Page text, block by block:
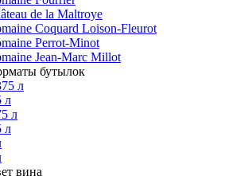
de la Maltroye
Coquard Loison-Fleurot
Perrot-Minot
Jean-Marc Millot
бутылок
л
л
л
л
вина